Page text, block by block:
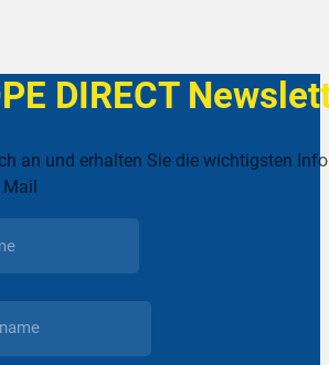
DIRECT
an und erhalten Sie die wichtigsten
Mail